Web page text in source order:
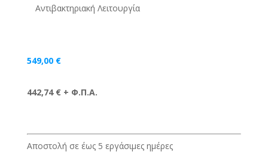
Αντιβακτηριακή Λειτουργία
549,00 €
442,74 € + Φ.Π.Α.
Αποστολή σε έως 5 εργάσιμες ημέρες